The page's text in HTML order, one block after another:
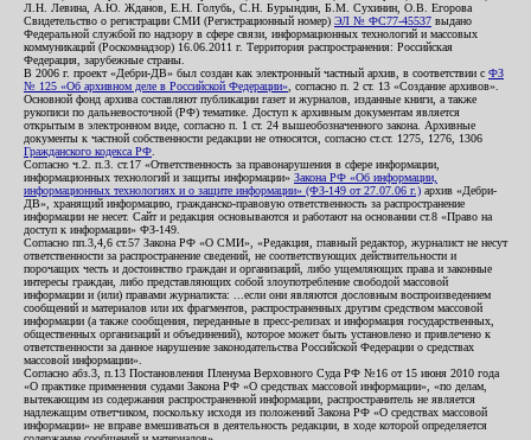
Л.Н. Левина, А.Ю. Жданов, Е.Н. Голубь, С.Н. Бурындин, Б.М. Сухинин, О.В. Егорова
Свидетельство о регистрации СМИ (Регистрационный номер) ЭЛ № ФС77-45537 выдано
Федеральной службой по надзору в сфере связи, информационных технологий и массовых
коммуникаций (Роскомнадзор) 16.06.2011 г. Территория распространения: Российская
Федерация, зарубежные страны.
В 2006 г. проект «Дебри-ДВ» был создан как электронный частный архив, в соответствии с ФЗ
№ 125 «Об архивном деле в Российской Федерации» , согласно п. 2 ст. 13 «Создание архивов».
Основной фонд архива составляют публикации газет и журналов, изданные книги, а также
рукописи по дальневосточной (РФ) тематике. Доступ к архивным документам является
открытым в электронном виде, согласно п. 1 ст. 24 вышеобозначенного закона. Архивные
документы к частной собственности редакции не относятся, согласно ст.ст. 1275, 1276, 1306
Гражданского кодекса РФ
Согласно ч.2. п.3. ст.17 «Ответственность за правонарушения в сфере информации,
информационных технологий и защиты информации» Закона РФ «Об информации,
информационных технологиях и о защите информации» (ФЗ-149 от 27.07.06 г.) архив «Дебри-
ДВ», хранящий информацию, гражданско-правовую ответственность за распространение
информации не несет. Сайт и редакция основываются и работают на основании ст.8 «Право на
доступ к информации» ФЗ-149.
Согласно пп.3,4,6 ст.57 Закона РФ «О СМИ», «Редакция, главный редактор, журналист не несут
ответственности за распространение сведений, не соответствующих действительности и
порочащих честь и достоинство граждан и организаций, либо ущемляющих права и законные
интересы граждан, либо представляющих собой злоупотребление свободой массовой
информации и (или) правами журналиста: ...если они являются дословным воспроизведением
сообщений и материалов или их фрагментов, распространенных другим средством массовой
информации (а также сообщения, переданные в пресс-релизах и информация государственных,
общественных организаций и объединений), которое может быть установлено и привлечено к
ответственности за данное нарушение законодательства Российской Федерации о средствах
массовой информации».
Согласно абз.3, п.13 Постановления Пленума Верховного Суда РФ №16 от 15 июня 2010 года
«О практике применения судами Закона РФ «О средствах массовой информации», «по делам,
вытекающим из содержания распространенной информации, распространитель не является
надлежащим ответчиком, поскольку исходя из положений Закона РФ «О средствах массовой
информации» не вправе вмешиваться в деятельность редакции, в ходе которой определяется